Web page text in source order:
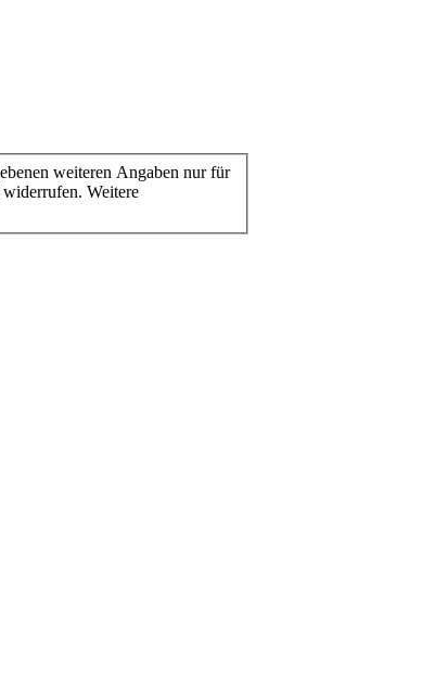
weiteren Angaben nur für
Weitere